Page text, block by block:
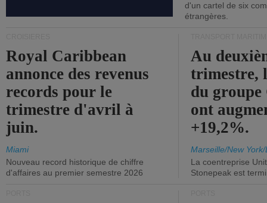
d'un cartel de six
étrangères.
Royal Caribbean
annonce des revenus
records pour le
trimestre d'avril à
juin.
Miami
Nouveau record historique de chiffre
d'affaires au premier semestre 2026
Au
trimestre,
du
ont
+19,2%.
Marseille/New
La coentreprise
Stonepeak est